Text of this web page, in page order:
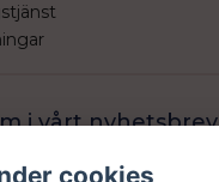
i vårt nyhetsbrev
cookies